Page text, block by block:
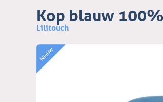
Kop blauw
Lilitouch